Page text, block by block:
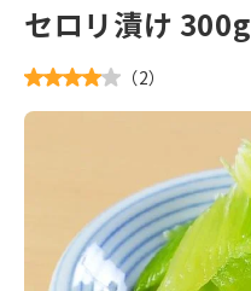
セロリ漬け 300g
（2）